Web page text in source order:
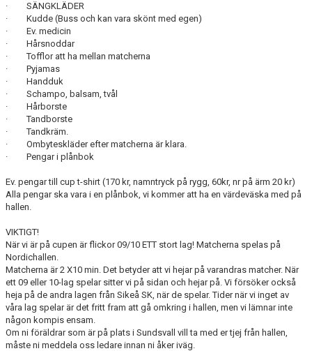
· SÄNGKLÄDER
· Kudde (Buss och kan vara skönt med egen)
· Ev. medicin
· Hårsnoddar
· Tofflor att ha mellan matcherna
· Pyjamas
· Handduk
· Schampo, balsam, tvål
· Hårborste
· Tandborste
· Tandkräm.
· Ombyteskläder efter matcherna är klara.
· Pengar i plånbok
Ev. pengar till cup t-shirt (170 kr, namntryck på rygg, 60kr, nr på ärm 20 kr)
Alla pengar ska vara i en plånbok, vi kommer att ha en värdeväska med på
hallen.
VIKTIGT!
När vi är på cupen är flickor 09/10 ETT stort lag! Matcherna spelas på
Nordichallen.
Matcherna är 2 X10 min. Det betyder att vi hejar på varandras matcher. När
ett 09 eller 10-lag spelar sitter vi på sidan och hejar på. Vi försöker också
heja på de andra lagen från Sikeå SK, när de spelar. Tider när vi inget av
våra lag spelar är det fritt fram att gå omkring i hallen, men vi lämnar inte
någon kompis ensam.
Om ni föräldrar som är på plats i Sundsvall vill ta med er tjej från hallen,
måste ni meddela oss ledare innan ni åker iväg.